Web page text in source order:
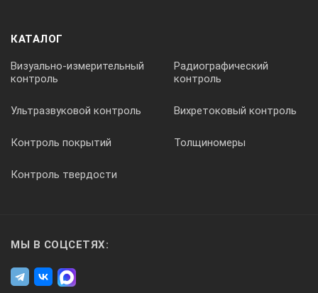
КАТАЛОГ
Визуально-измерительный
контроль
Радиографический
контроль
Ультразвуковой контроль Вихретоковый контроль
Контроль покрытий Толщиномеры
Контроль твердости
МЫ В СОЦСЕТЯХ: